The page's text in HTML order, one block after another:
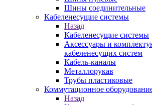
Шины соединительные
Кабеленесущие системы
Назад
Кабеленесущие системы
Аксессуары и
кабеленесущих систем
Кабель-каналы
Металлорукав
Трубы пластиковые
Коммутационное
Назад